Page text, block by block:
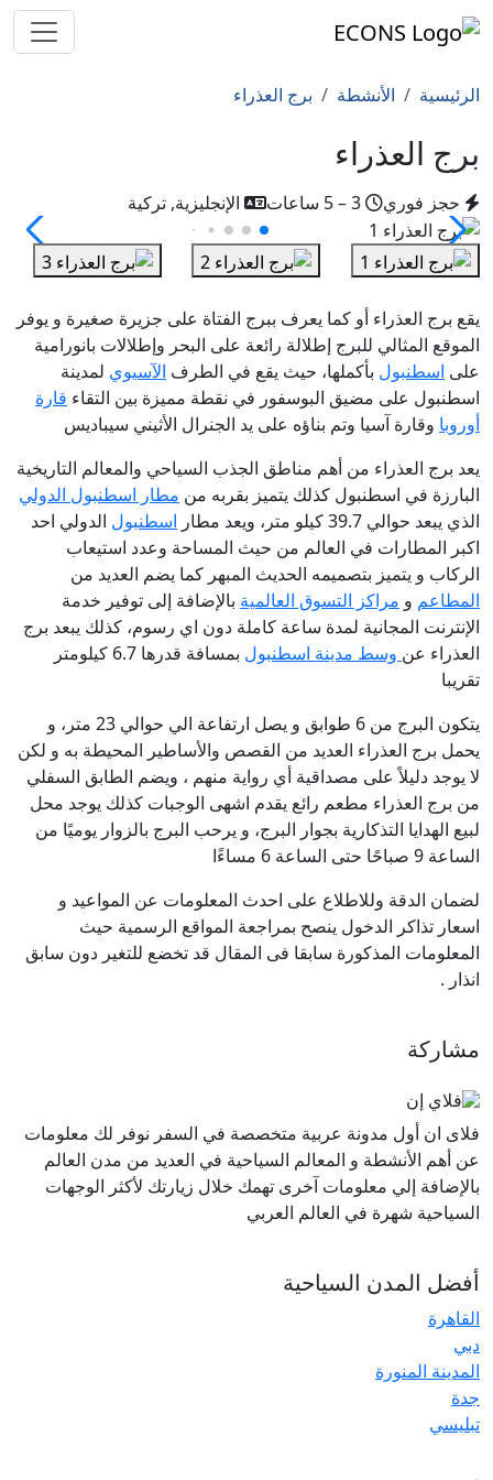
الرئيسية الأنشطة برج العذراء
برج العذراء
حجز فوري الإنجليزية, تركية
يقع برج العذراء أو كما يعرف ببرج الفتاة على جزيرة صغيرة و يوفر
الموقع المثالي للبرج إطلالة رائعة على البحر وإطلالات بانورامية
على اسطنبول بأكملها، حيث يقع في الطرف الآسيوي لمدينة
اسطنبول على مضيق البوسفور في نقطة مميزة بين التقاء قارة
أوروبا وقارة آسيا وتم بناؤه على يد الجنرال الأثيني سيباديس
يعد برج العذراء من أهم مناطق الجذب السياحي والمعالم التاريخية
البارزة في اسطنبول كذلك يتميز بقربه من مطار اسطنبول الدولي
الذي يبعد حوالي 39.7 كيلو متر، ويعد مطار
اسطنبول الدولي احد
اكبر المطارات في العالم من حيث المساحة وعدد استيعاب
الركاب و يتميز بتصميمه الحديث المبهر كما يضم العديد من
المطاعم و مراكز التسوق العالمية بالإضافة إلى توفير خدمة
الإنترنت المجانية لمدة ساعة كاملة دون اي رسوم، كذلك يبعد برج
العذراء عن وسط مدينة اسطنبول
بمسافة قدرها 6.7 كيلومتر
تقريبا
يتكون البرج من 6 طوابق و يصل ارتفاعة الي حوالي 23 متر، و
يحمل برج العذراء العديد من القصص والأساطير المحيطة به و لكن
لا يوجد دليلاً على مصداقية أي رواية منهم ، ويضم الطابق السفلي
من برج العذراء مطعم رائع يقدم اشهى الوجبات كذلك يوجد محل
لبيع الهدايا التذكارية بجوار البرج، و يرحب البرج بالزوار يوميًا من
الساعة 9 صباحًا حتى الساعة 6 مساءًا
لضمان الدقة وللاطلاع على احدث المعلومات عن المواعيد و
اسعار تذاكر الدخول ينصح بمراجعة المواقع الرسمية حيث
المعلومات المذكورة سابقا فى المقال قد تخضع للتغير دون سابق
انذار .
مشاركة
فلاى ان أول مدونة عربية متخصصة في السفر نوفر لك معلومات
عن أهم الأنشطة و المعالم السياحية في العديد من مدن العالم
بالإضافة إلي معلومات آخرى تهمك خلال زيارتك لأكثر الوجهات
السياحية شهرة في العالم العربي
أفضل المدن السياحية
القاهرة
دبي
المدينة المنورة
جدة
تبليسي